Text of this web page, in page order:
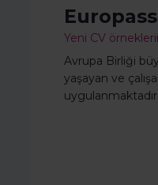
Yeni CV
Avrupa Birliği
yaşayan ve
uygulanmaktadır.